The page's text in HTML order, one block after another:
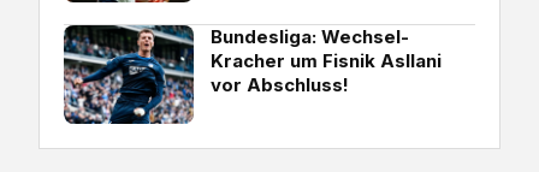
Bundesliga: Wechsel-
Kracher um Fisnik Asllani
vor Abschluss!